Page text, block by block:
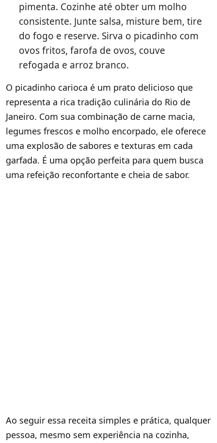
pimenta. Cozinhe até obter um molho
consistente. Junte salsa, misture bem, tire
do fogo e reserve. Sirva o picadinho com
ovos fritos, farofa de ovos, couve
refogada e arroz branco.
O picadinho carioca é um prato delicioso que
representa a rica tradição culinária do Rio de
Janeiro. Com sua combinação de carne macia,
legumes frescos e molho encorpado, ele oferece
uma explosão de sabores e texturas em cada
garfada. É uma opção perfeita para quem busca
uma refeição reconfortante e cheia de sabor.
Ao seguir essa receita simples e prática, qualquer
pessoa, mesmo sem experiência na cozinha,